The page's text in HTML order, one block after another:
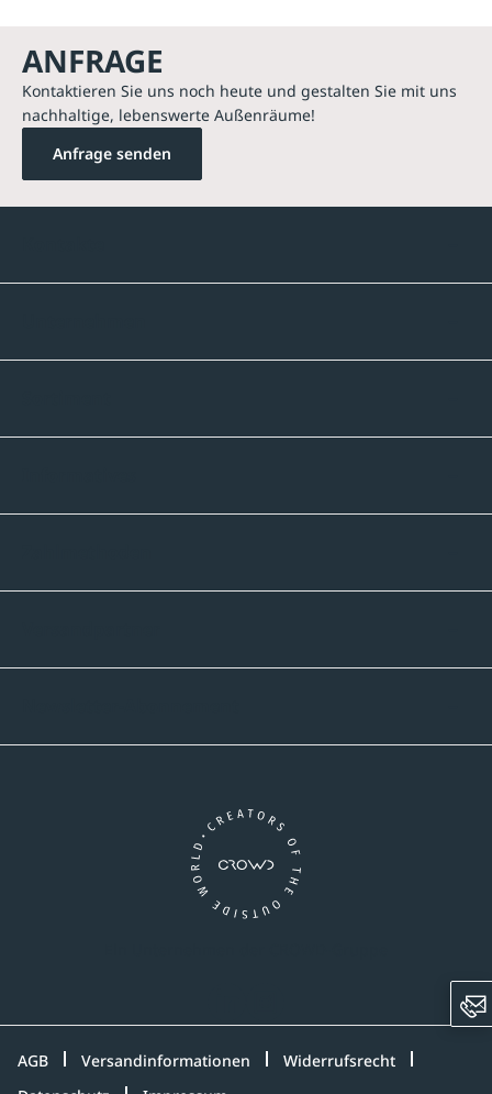
ANFRAGE
Kontaktieren Sie uns noch heute und gestalten Sie mit uns
nachhaltige, lebenswerte Außenräume!
Anfrage senden
AGB Versandinformationen
Widerrufsrecht